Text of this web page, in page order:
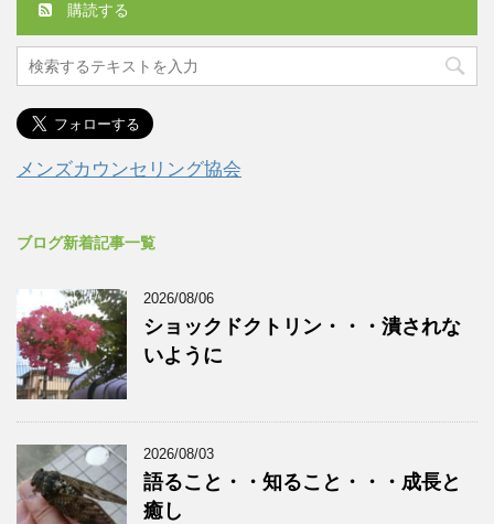
購読する
メンズカウンセリング協会
ブログ新着記事一覧
2026/08/06
ショックドクトリン・・・潰されな
いように
2026/08/03
語ること・・知ること・・・成長と
癒し